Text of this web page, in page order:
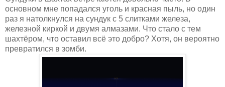
основном мне попадался уголь и красная пыль, но один
раз я натолкнулся на сундук с 5 слитками железа,
железной киркой и двумя алмазами. Что стало с тем
шахтёром, что оставил всё это добро? Хотя, он вероятно
превратился в зомби.